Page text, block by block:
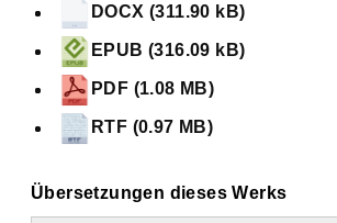
DOCX (311.90 kB)
EPUB (316.09 kB)
PDF (1.08 MB)
RTF (0.97 MB)
Übersetzungen dieses Werks